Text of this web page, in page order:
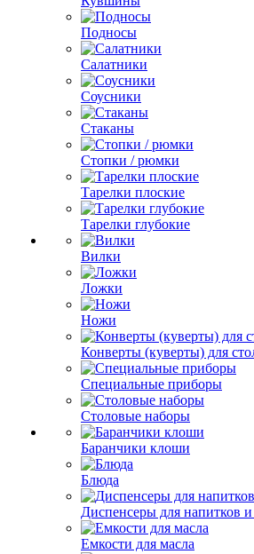
Подносы
Салатники
Соусники
Стаканы
Стопки / рюмки
Тарелки плоские
Тарелки глубокие
Вилки
Ложки
Ножи
Конверты (куверты) для
Специальные приборы
Столовые наборы
Баранчики клоши
Блюда
Диспенсеры для напитков
Емкости для масла